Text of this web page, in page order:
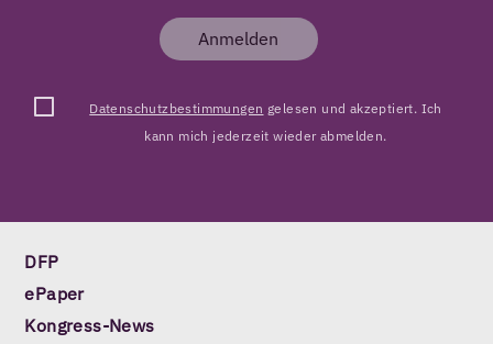
Anmelden
Datenschutzbestimmungen gelesen und akzeptiert. Ich
kann mich jederzeit wieder abmelden.
DFP
ePaper
Kongress-News